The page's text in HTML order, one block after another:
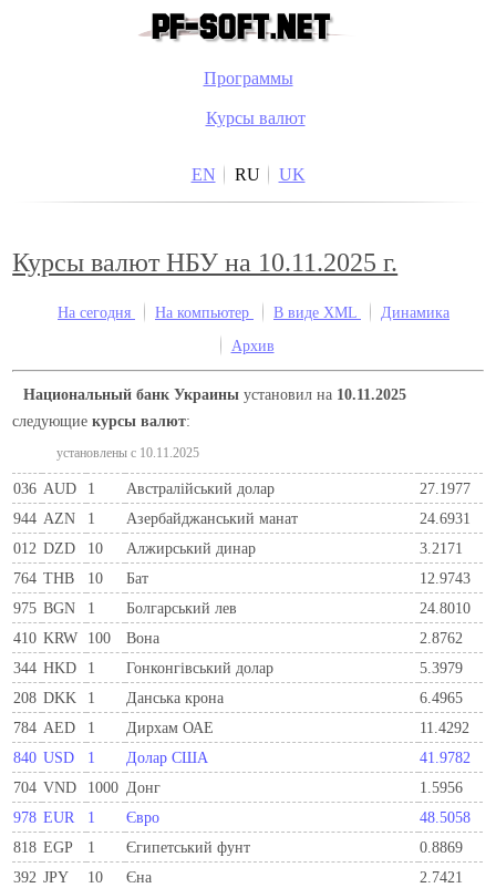
Программы
Курсы валют
EN RU UK
Курсы валют НБУ на 10.11.2025 г.
На сегодня На компьютер В виде XML
Динамика
Архив
Национальный банк Украины установил на 10.11.2025
следующиекурсы валют:
установлены c 10.11.2025
036 AUD 1 Австралійський долар
27.1977
944 AZN 1 Азербайджанський манат
24.6931
012 DZD 10 Алжирський динар
3.2171
764 THB 10 Бат
12.9743
975 BGN 1 Болгарський лев
24.8010
410 KRW 100 Вона
2.8762
344 HKD 1 Гонконгівський долар
5.3979
208 DKK 1 Данська крона
6.4965
784 AED 1 Дирхам ОАЕ
11.4292
840 USD 1 Долар США
41.9782
704 VND 1000 Донг
1.5956
978 EUR 1 Євро
48.5058
818 EGP 1 Єгипетський фунт
0.8869
392 JPY 10 Єна
2.7421